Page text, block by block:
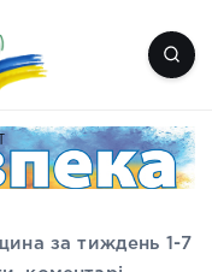
Мелітополь
за тиждень 1-7